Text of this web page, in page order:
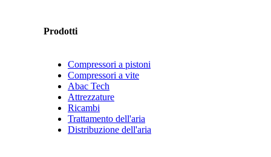
Prodotti
Compressori a pistoni
Compressori a vite
Abac Tech
Attrezzature
Ricambi
Trattamento dell'aria
Distribuzione dell'aria